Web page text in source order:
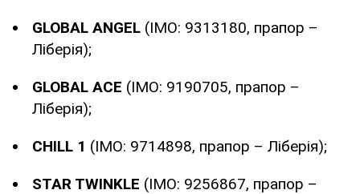
GLOBAL ANGEL (IMO: 9313180, прапор –
Ліберія);
GLOBAL ACE (IMO: 9190705, прапор –
Ліберія);
CHILL 1 (IMO: 9714898, прапор – Ліберія);
STAR TWINKLE (IMO: 9256867, прапор –